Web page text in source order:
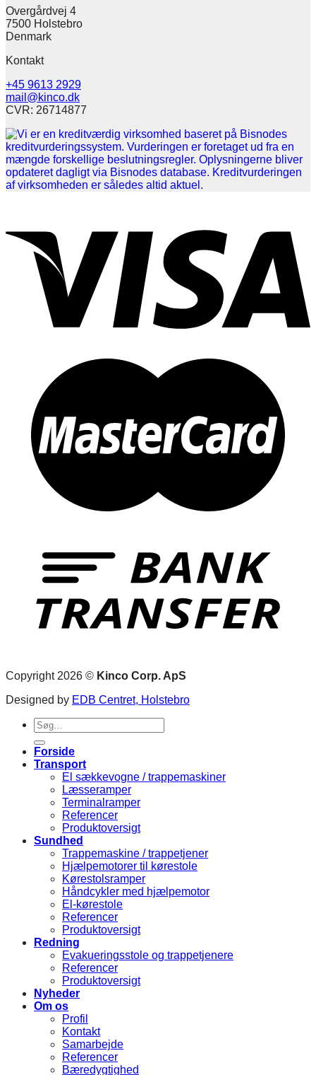
Overgårdvej 4
7500 Holstebro
Denmark
Kontakt
+45 9613 2929
mail@kinco.dk
CVR: 26714877
Copyright 2026 © Kinco Corp. ApS
Designed by EDB Centret, Holstebro
Søg
efter:
Forside
Transport
El sækkevogne / trappemaskiner
Læsseramper
Terminalramper
Referencer
Produktoversigt
Sundhed
Trappemaskine / trappetjener
Hjælpemotorer til kørestole
Kørestolsramper
Håndcykler med hjælpemotor
El-kørestole
Referencer
Produktoversigt
Redning
Evakueringsstole og trappetjenere
Referencer
Produktoversigt
Nyheder
Om os
Profil
Kontakt
Samarbejde
Referencer
Bæredygtighed